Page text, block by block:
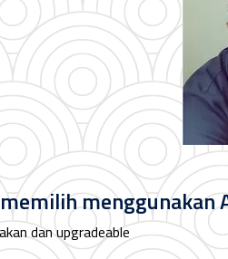
menggunakan
dan upgradeable